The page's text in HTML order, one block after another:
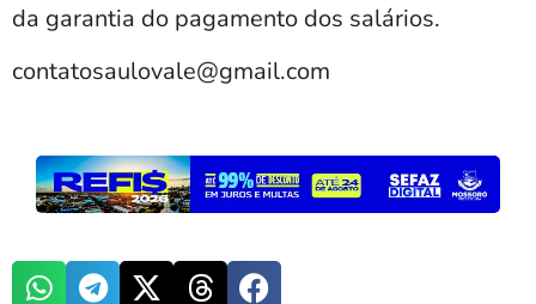
da garantia do pagamento dos salários.
contatosaulovale@gmail.com